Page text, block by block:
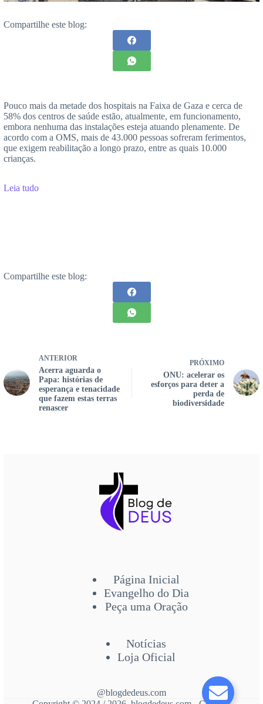
Compartilhe este blog:
Pouco mais da metade dos hospitais na Faixa de Gaza e cerca de
58% dos centros de saúde estão, atualmente, em funcionamento,
embora nenhuma das instalações esteja atuando plenamente. De
acordo com a OMS, mais de 43.000 pessoas sofreram ferimentos,
que exigem reabilitação a longo prazo, entre as quais 10.000
crianças.
Leia tudo
Compartilhe este blog:
ANTERIOR
Acerra aguarda o
Papa: histórias de
esperança e tenacidade
que fazem estas terras
renascer
PRÓXIMO
ONU: acelerar os
esforços para deter a
perda de
biodiversidade
Página Inicial
Evangelho do Dia
Peça uma Oração
Notícias
Loja Oficial
@blogdedeus.com